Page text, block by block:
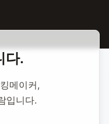
다.
메이커,
입니다.